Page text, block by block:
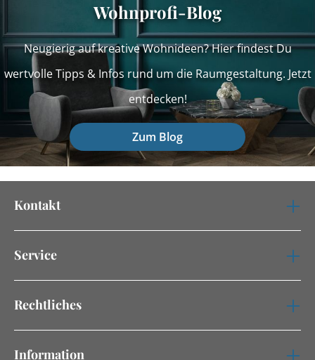
Wohnprofi-Blog
Neugierig auf kreative Wohnideen? Hier findest Du
wertvolle Tipps & Infos rund um die Raumgestaltung. Jetzt
entdecken!
Zum Blog
Kontakt
Service
Rechtliches
Information